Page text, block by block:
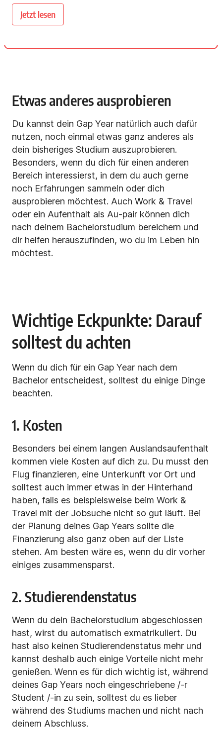
Jetzt lesen
Etwas anderes ausprobieren
Du kannst dein Gap Year natürlich auch dafür
nutzen, noch einmal etwas ganz anderes als
dein bisheriges Studium auszuprobieren.
Besonders, wenn du dich für einen anderen
Bereich interessierst, in dem du auch gerne
noch Erfahrungen sammeln oder dich
ausprobieren möchtest. Auch Work & Travel
oder ein Aufenthalt als Au-pair können dich
nach deinem Bachelorstudium bereichern und
dir helfen herauszufinden, wo du im Leben hin
möchtest.
Wichtige Eckpunkte: Darauf
solltest du achten
Wenn du dich für ein Gap Year nach dem
Bachelor entscheidest, solltest du einige Dinge
beachten.
1. Kosten
Besonders bei einem langen Auslandsaufenthalt
kommen viele Kosten auf dich zu. Du musst den
Flug finanzieren, eine Unterkunft vor Ort und
solltest auch immer etwas in der Hinterhand
haben, falls es beispielsweise beim Work &
Travel mit der Jobsuche nicht so gut läuft. Bei
der Planung deines Gap Years sollte die
Finanzierung also ganz oben auf der Liste
stehen. Am besten wäre es, wenn du dir vorher
einiges zusammensparst.
2. Studierendenstatus
Wenn du dein Bachelorstudium abgeschlossen
hast, wirst du automatisch exmatrikuliert. Du
hast also keinen Studierendenstatus mehr und
kannst deshalb auch einige Vorteile nicht mehr
genießen. Wenn es für dich wichtig ist, während
deines Gap Years noch eingeschriebene /-r
Student /-in zu sein, solltest du es lieber
während des Studiums machen und nicht nach
deinem Abschluss.